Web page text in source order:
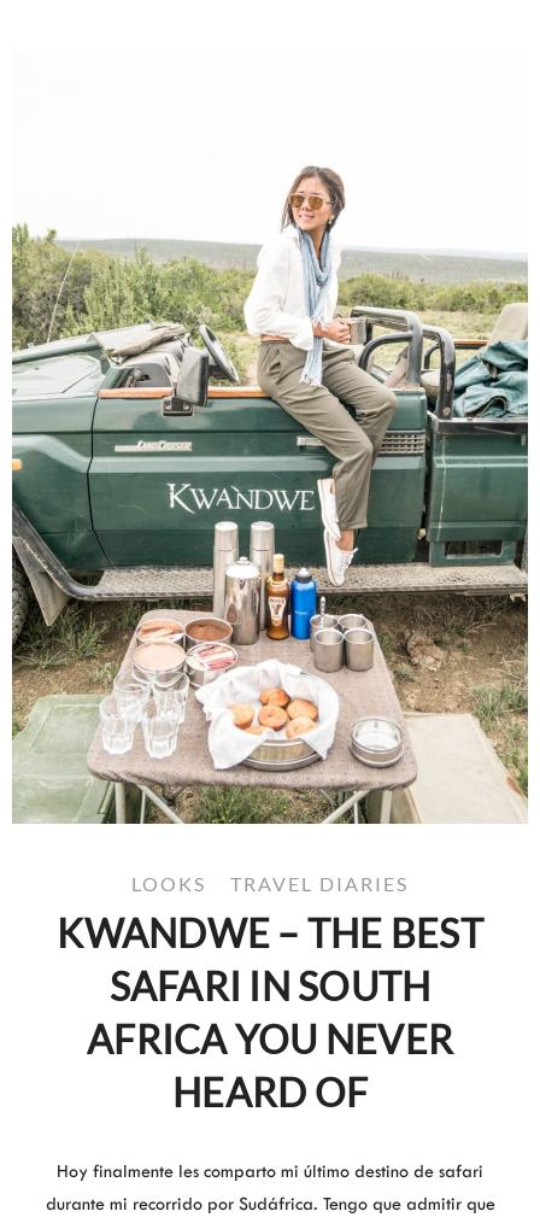
LOOKS TRAVEL DIARIES
KWANDWE – THE BEST
SAFARI IN SOUTH
AFRICA YOU NEVER
HEARD OF
Hoy finalmente les comparto mi último destino de safari
durante mi recorrido por Sudáfrica. Tengo que admitir que